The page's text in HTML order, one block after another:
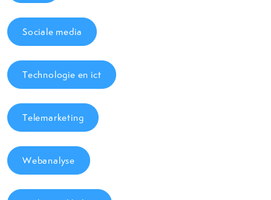
Sociale media
Technologie en ict
Telemarketing
Webanalyse